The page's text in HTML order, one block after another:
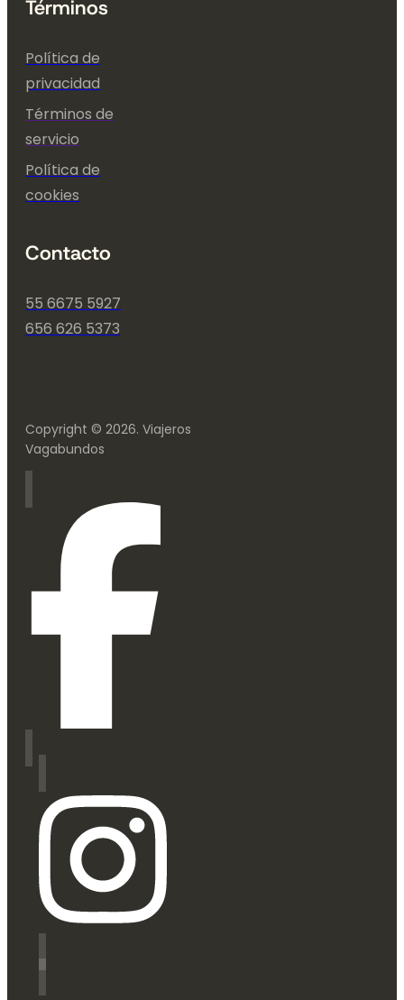
Términos
Política de
privacidad
Términos de
servicio
Política de
cookies
Contacto
55 6675 5927
656 626 5373
Copyright © 2026. Viajeros
Vagabundos